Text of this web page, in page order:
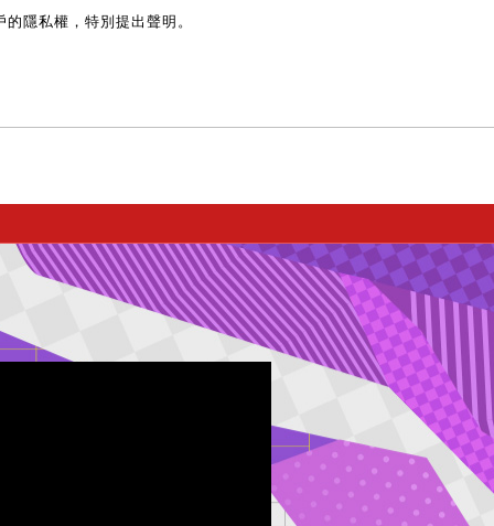
隱私權，特別提出聲明。